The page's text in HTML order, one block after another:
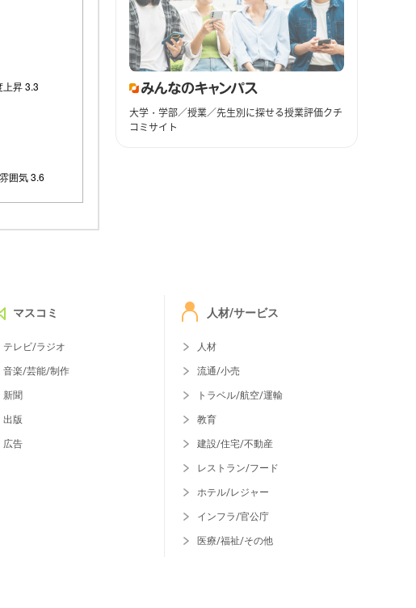
大学・学部／授業／先生別に探せる授業評価クチ
コミサイト
マスコミ
テレビ/ラジオ
音楽/芸能/制作
新聞
出版
広告
人材/サービス
人材
流通/小売
トラベル/航空/運輸
教育
建設/住宅/不動産
レストラン/フード
ホテル/レジャー
インフラ/官公庁
医療/福祉/その他